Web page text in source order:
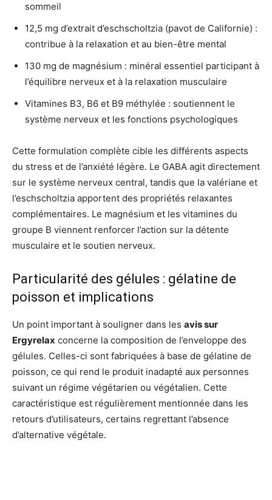
sommeil
12,5 mg d’extrait d’eschscholtzia (pavot de Californie) :
contribue à la relaxation et au bien-être mental
130 mg de magnésium : minéral essentiel participant à
l’équilibre nerveux et à la relaxation musculaire
Vitamines B3, B6 et B9 méthylée : soutiennent le
système nerveux et les fonctions psychologiques
Cette formulation complète cible les différents aspects
du stress et de l’anxiété légère. Le GABA agit directement
sur le système nerveux central, tandis que la valériane et
l’eschscholtzia apportent des propriétés relaxantes
complémentaires. Le magnésium et les vitamines du
groupe B viennent renforcer l’action sur la détente
musculaire et le soutien nerveux.
Particularité des gélules : gélatine de
poisson et implications
Un point important à souligner dans les avis sur
Ergyrelax concerne la composition de l’enveloppe des
gélules. Celles-ci sont fabriquées à base de gélatine de
poisson, ce qui rend le produit inadapté aux personnes
suivant un régime végétarien ou végétalien. Cette
caractéristique est régulièrement mentionnée dans les
retours d’utilisateurs, certains regrettant l’absence
d’alternative végétale.